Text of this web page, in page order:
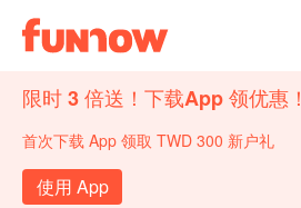
限时 3 倍送！下载App 领优惠！
首次下载 App 领取 TWD 300 新户礼
使用 App